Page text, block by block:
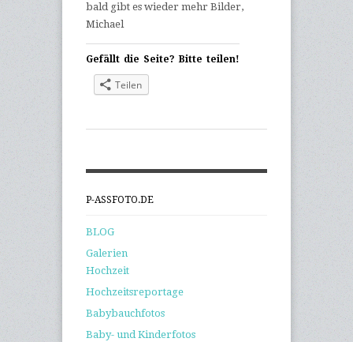
bald gibt es wieder mehr Bilder,
Michael
Gefällt die Seite? Bitte teilen!
Teilen
P-ASSFOTO.DE
BLOG
Galerien
Hochzeit
Hochzeitsreportage
Babybauchfotos
Baby- und Kinderfotos